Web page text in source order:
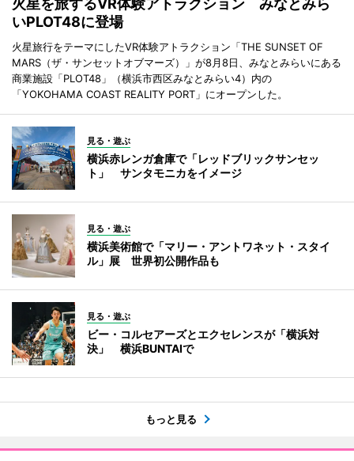
火星を旅するVR体験アトラクション みなとみら
いPLOT48に登場
火星旅行をテーマにしたVR体験アトラクション「THE SUNSET OF
MARS（ザ・サンセットオブマーズ）」が8月8日、みなとみらいにある
商業施設「PLOT48」（横浜市西区みなとみらい4）内の
「YOKOHAMA COAST REALITY PORT」にオープンした。
見る・遊ぶ
横浜赤レンガ倉庫で「レッドブリックサンセッ
ト」 サンタモニカをイメージ
見る・遊ぶ
横浜美術館で「マリー・アントワネット・スタイ
ル」展 世界初公開作品も
見る・遊ぶ
ビー・コルセアーズとエクセレンスが「横浜対
決」 横浜BUNTAIで
もっと見る